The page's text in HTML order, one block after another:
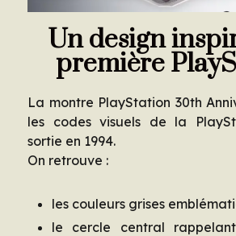
Un design
première
La montre PlayStation 30th
les codes visuels de la
sortie en 1994.
On retrouve :
les couleurs grises
le cercle central